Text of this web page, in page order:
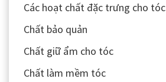
Các hoạt chất đặc trưng cho tóc
Chất bảo quản
Chất giữ ẩm cho tóc
Chất làm mềm tóc